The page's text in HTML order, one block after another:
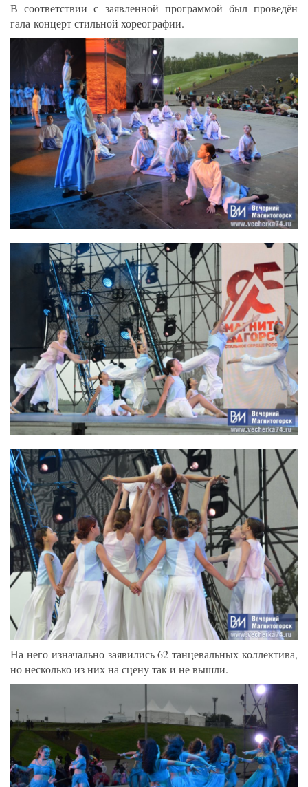
В соответствии с заявленной программой был проведён
гала-концерт стильной хореографии.
На него изначально заявились 62 танцевальных коллектива,
но несколько из них на сцену так и не вышли.